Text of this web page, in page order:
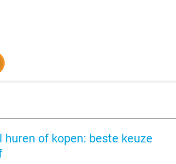
of kopen: beste keuze